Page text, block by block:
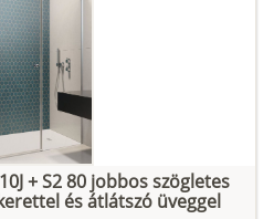
+ S2 80 jobbos szögletes
és átlátszó üveggel